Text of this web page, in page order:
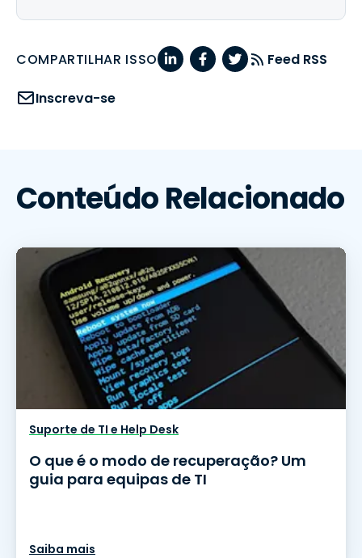
COMPARTILHAR ISSO Feed RSS
Inscreva-se
Conteúdo Relacionado
Suporte de TI e Help Desk
O que é o modo de recuperação? Um
guia para equipas de TI
Saiba mais